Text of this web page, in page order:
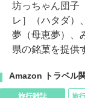
坊っちゃん団子
レ］（ハタダ）
夢（母恵夢）、
県の銘菓を提供
Amazon トラベル
旅行雑誌 旅